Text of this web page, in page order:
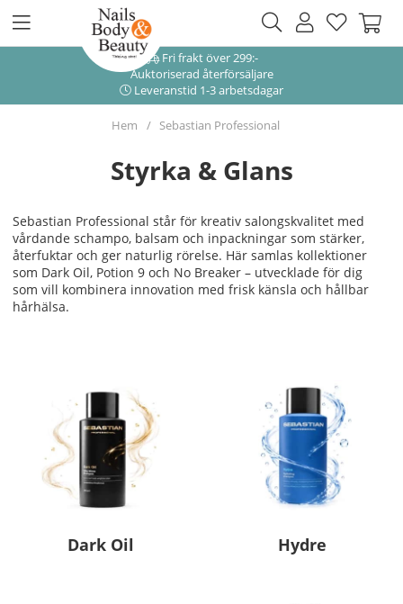
Fri frakt över 299:-
Auktoriserad återförsäljare
Leveranstid 1-3 arbetsdagar
Hem Sebastian Professional
Styrka & Glans
Sebastian Professional står för kreativ salongskvalitet med
vårdande schampo, balsam och inpackningar som stärker,
återfuktar och ger naturlig rörelse. Här samlas kollektioner
som Dark Oil, Potion 9 och No Breaker – utvecklade för dig
som vill kombinera innovation med frisk känsla och hållbar
hårhälsa.
Dark Oil Hydre